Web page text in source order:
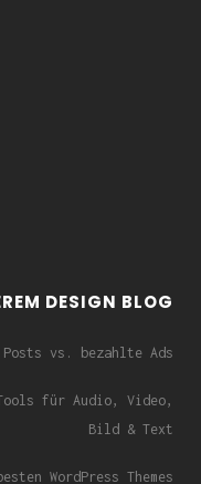
DESIGN BLOG
Posts vs. bezahlte Ads
für Audio, Video,
Bild & Text
WordPress Themes